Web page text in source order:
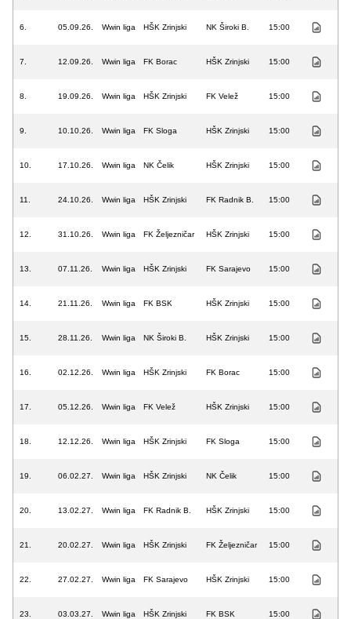
6. 05.09.26. Wwin liga HŠK Zrinjski NK Široki B. 15:00
7. 12.09.26. Wwin liga FK Borac HŠK Zrinjski 15:00
8. 19.09.26. Wwin liga HŠK Zrinjski FK Velež 15:00
9. 10.10.26. Wwin liga FK Sloga HŠK Zrinjski 15:00
10. 17.10.26. Wwin liga NK Čelik HŠK Zrinjski 15:00
11. 24.10.26. Wwin liga HŠK Zrinjski FK Radnik B. 15:00
12. 31.10.26. Wwin liga FK Željezničar HŠK Zrinjski 15:00
13. 07.11.26. Wwin liga HŠK Zrinjski FK Sarajevo 15:00
14. 21.11.26. Wwin liga FK BSK HŠK Zrinjski 15:00
15. 28.11.26. Wwin liga NK Široki B. HŠK Zrinjski 15:00
16. 02.12.26. Wwin liga HŠK Zrinjski FK Borac 15:00
17. 05.12.26. Wwin liga FK Velež HŠK Zrinjski 15:00
18. 12.12.26. Wwin liga HŠK Zrinjski FK Sloga 15:00
19. 06.02.27. Wwin liga HŠK Zrinjski NK Čelik 15:00
20. 13.02.27. Wwin liga FK Radnik B. HŠK Zrinjski 15:00
21. 20.02.27. Wwin liga HŠK Zrinjski FK Željezničar 15:00
22. 27.02.27. Wwin liga FK Sarajevo HŠK Zrinjski 15:00
23. 03.03.27. Wwin liga HŠK Zrinjski FK BSK 15:00